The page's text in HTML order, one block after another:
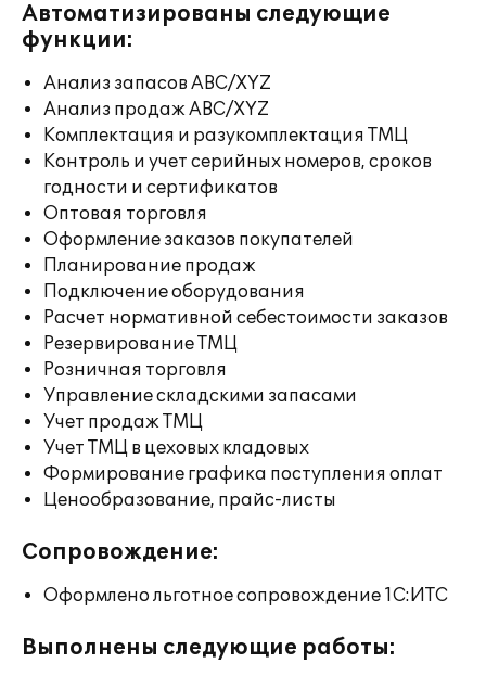
Автоматизированы следующие
функции:
Анализ запасов ABC/XYZ
Анализ продаж ABC/XYZ
Комплектация и разукомплектация ТМЦ
Контроль и учет серийных номеров, сроков
годности и сертификатов
Оптовая торговля
Оформление заказов покупателей
Планирование продаж
Подключение оборудования
Расчет нормативной себестоимости заказов
Резервирование ТМЦ
Розничная торговля
Управление складскими запасами
Учет продаж ТМЦ
Учет ТМЦ в цеховых кладовых
Формирование графика поступления оплат
Ценообразование, прайс-листы
Сопровождение:
Оформлено льготное сопровождение 1С:ИТС
Выполнены следующие работы: